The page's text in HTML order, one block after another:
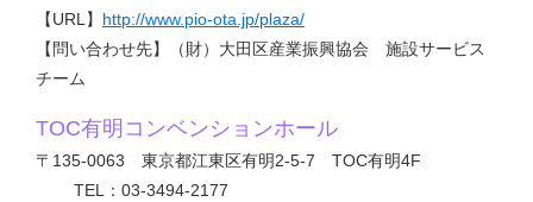
【URL】 http://www.pio-ota.jp/plaza/
【問い合わせ先】（財）大田区産業振興協会 施設サービス
チーム
TOC有明コンベンションホール
〒135-0063 東京都江東区有明2-5-7 TOC有明4F
TEL：03-3494-2177